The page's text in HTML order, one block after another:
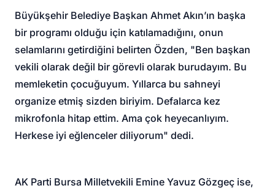
Büyükşehir Belediye Başkan Ahmet Akın’ın başka
bir programı olduğu için katılamadığını, onun
selamlarını getirdiğini belirten Özden, "Ben başkan
vekili olarak değil bir görevli olarak burudayım. Bu
memleketin çocuğuyum. Yıllarca bu sahneyi
organize etmiş sizden biriyim. Defalarca kez
mikrofonla hitap ettim. Ama çok heyecanlıyım.
Herkese iyi eğlenceler diliyorum" dedi.
AK Parti Bursa Milletvekili Emine Yavuz Gözgeç ise,